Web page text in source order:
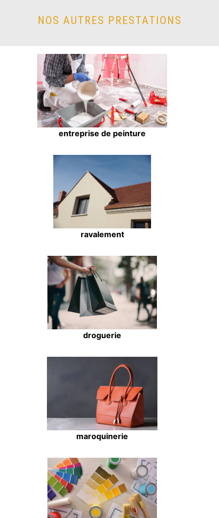
NOS AUTRES PRESTATIONS
entreprise de peinture
ravalement
droguerie
maroquinerie